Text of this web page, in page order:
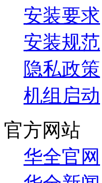
安装要求
安装规范
隐私政策
机组启动
官方网站
华全官网